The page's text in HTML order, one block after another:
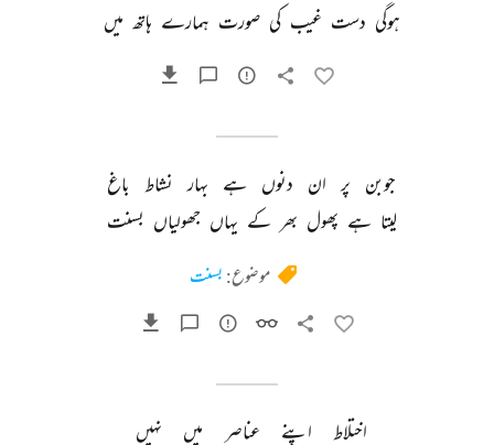
ہوگی دست غیب کی صورت ہمارے ہاتھ میں
جوبن پر ان دنوں ہے بہار نشاط
باغ
لیتا ہے پھول بھر کے یہاں جھولیاں بسنت
موضوع: بسنت
اختلاط اپنے عناصر میں
نہیں